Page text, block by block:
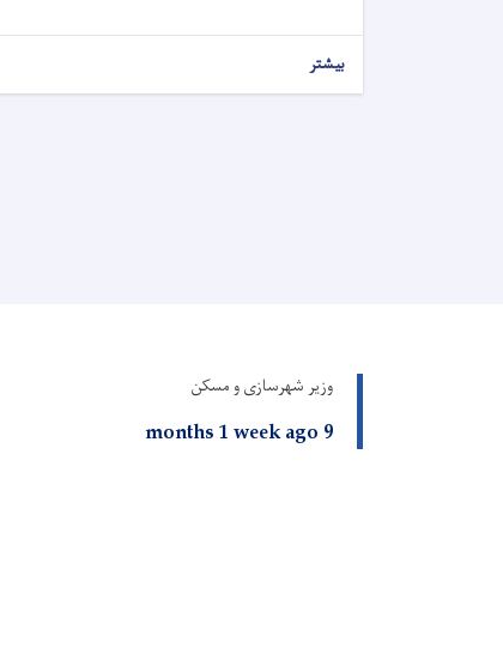
بیشتر
وزیر شهرسازی و مسکن
9 months 1 week ago